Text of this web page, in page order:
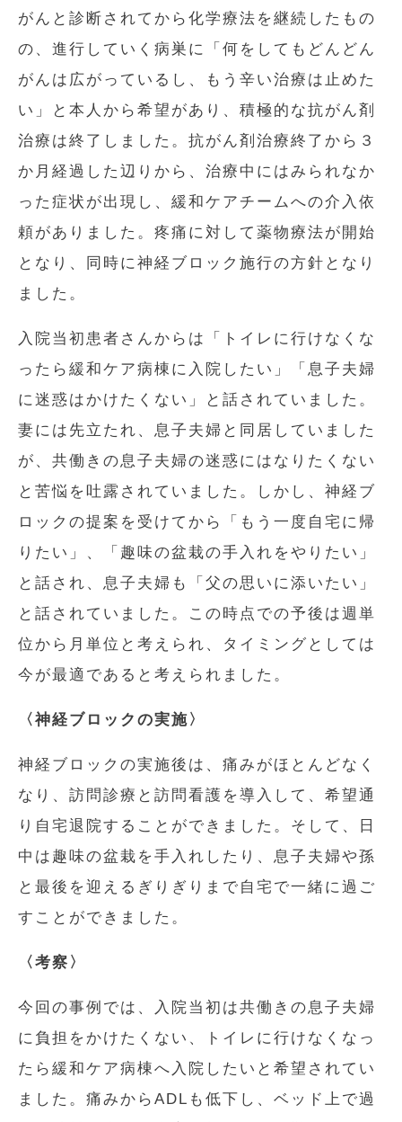
がんと診断されてから化学療法を継続したもの
の、進行していく病巣に「何をしてもどんどん
がんは広がっているし、もう辛い治療は止めた
い」と本人から希望があり、積極的な抗がん剤
治療は終了しました。抗がん剤治療終了から３
か月経過した辺りから、治療中にはみられなか
った症状が出現し、緩和ケアチームへの介入依
頼がありました。疼痛に対して薬物療法が開始
となり、同時に神経ブロック施行の方針となり
ました。
入院当初患者さんからは「トイレに行けなくな
ったら緩和ケア病棟に入院したい」「息子夫婦
に迷惑はかけたくない」と話されていました。
妻には先立たれ、息子夫婦と同居していました
が、共働きの息子夫婦の迷惑にはなりたくない
と苦悩を吐露されていました。しかし、神経ブ
ロックの提案を受けてから「もう一度自宅に帰
りたい」、「趣味の盆栽の手入れをやりたい」
と話され、息子夫婦も「父の思いに添いたい」
と話されていました。この時点での予後は週単
位から月単位と考えられ、タイミングとしては
今が最適であると考えられました。
〈神経ブロックの実施〉
神経ブロックの実施後は、痛みがほとんどなく
なり、訪問診療と訪問看護を導入して、希望通
り自宅退院することができました。そして、日
中は趣味の盆栽を手入れしたり、息子夫婦や孫
と最後を迎えるぎりぎりまで自宅で一緒に過ご
すことができました。
〈考察〉
今回の事例では、入院当初は共働きの息子夫婦
に負担をかけたくない、トイレに行けなくなっ
たら緩和ケア病棟へ入院したいと希望されてい
ました。痛みからADLも低下し、ベッド上で過